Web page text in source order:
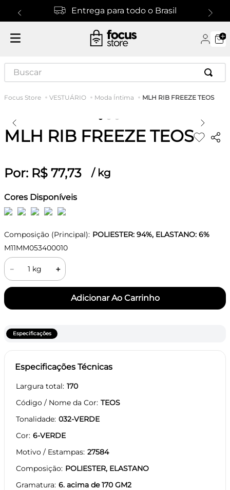
Entrega para todo o Brasil
Buscar
VESTUÁRIO Moda Íntima MLH RIB FREEZE TEOS
MLH RIB FREEZE TEOS
Por: R$ 77,73 / kg
Cores Disponíveis
Composição (Principal): POLIESTER: 94%, ELASTANO: 6%
M11MM053400010
＋
－
Especificações
Especificações Técnicas
Largura total 170
Código / Nome da Cor TEOS
Tonalidade 032-VERDE
Cor 6-VERDE
Motivo / Estampas 27584
Composição POLIESTER, ELASTANO
Gramatura 6. acima de 170 GM2